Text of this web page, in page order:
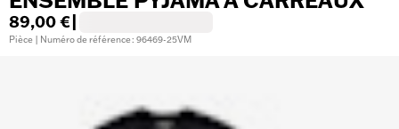
89,00 €
Pièce | Numéro de référence : 96469-25VM